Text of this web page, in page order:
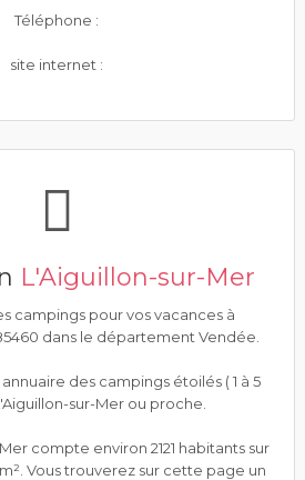
Téléphone :
site internet :
L'Aiguillon-sur-Mer
campings pour vos vacances à
dans le département Vendée.
des campings étoilés ( 1 à 5
sur-Mer ou proche.
compte environ 2121 habitants sur
Vous trouverez sur cette page un